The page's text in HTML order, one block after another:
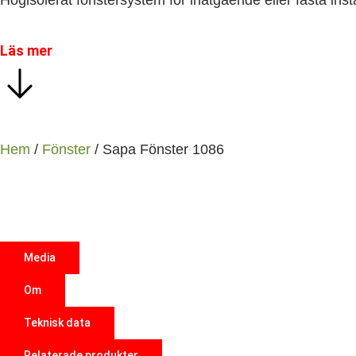
Läs mer
Hem / Fönster / Sapa Fönster 1086
Media
Om
Teknisk data